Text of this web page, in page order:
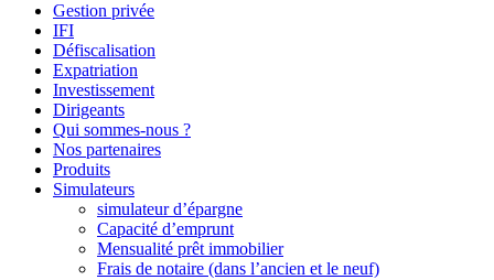
Gestion privée
IFI
Défiscalisation
Expatriation
Investissement
Dirigeants
Qui sommes-nous ?
Nos partenaires
Produits
Simulateurs
simulateur d’épargne
Capacité d’emprunt
Mensualité prêt immobilier
Frais de notaire (dans l’ancien et le neuf)